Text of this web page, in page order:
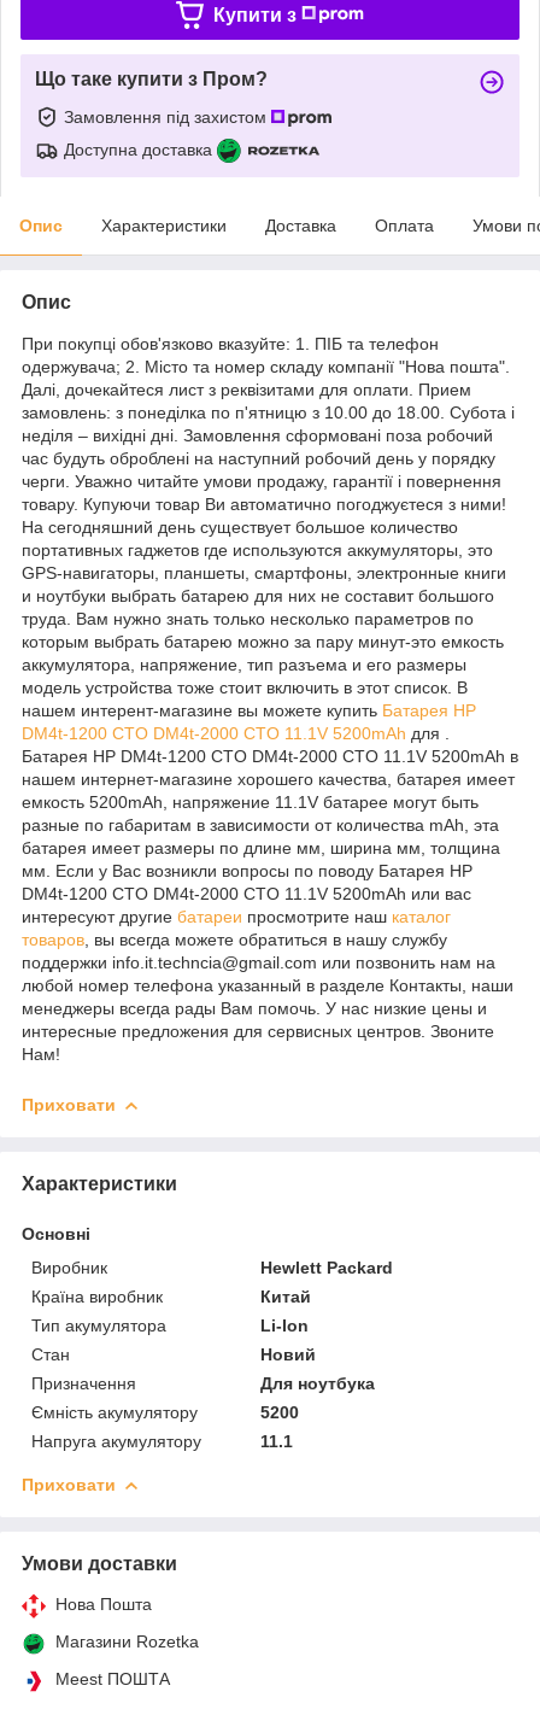
Купити з
Що таке купити з Пром?
Замовлення під захистом
Доступна доставка
Опис Характеристики Доставка Оплата Умови
Опис
При покупці обов'язково вказуйте: 1. ПІБ та телефон
одержувача; 2. Місто та номер складу компанії "Нова пошта".
Далі, дочекайтеся лист з реквізитами для оплати. Прием
замовлень: з понеділка по п'ятницю з 10.00 до 18.00. Субота і
неділя – вихідні дні. Замовлення сформовані поза робочий
час будуть оброблені на наступний робочий день у порядку
черги. Уважно читайте умови продажу, гарантії і повернення
товару. Купуючи товар Ви автоматично погоджуєтеся з ними!
На сегодняшний день существует большое количество
портативных гаджетов где используются аккумуляторы, это
GPS-навигаторы, планшеты, смартфоны, электронные книги
и ноутбуки выбрать батарею для них не составит большого
труда. Вам нужно знать только несколько параметров по
которым выбрать батарею можно за пару минут-это емкость
аккумулятора, напряжение, тип разъема и его размеры
модель устройства тоже стоит включить в этот список. В
нашем интерент-магазине вы можете купить Батарея HP
DM4t-1200 CTO DM4t-2000 CTO 11.1V 5200mAh для .
Батарея HP DM4t-1200 CTO DM4t-2000 CTO 11.1V 5200mAh в
нашем интернет-магазине хорошего качества, батарея имеет
емкость 5200mAh, напряжение 11.1V батарее могут быть
разные по габаритам в зависимости от количества mAh, эта
батарея имеет размеры по длине мм, ширина мм, толщина
мм. Если у Вас возникли вопросы по поводу Батарея HP
DM4t-1200 CTO DM4t-2000 CTO 11.1V 5200mAh или вас
интересуют другие батареи просмотрите наш каталог
товаров , вы всегда можете обратиться в нашу службу
поддержки info.it.techncia@gmail.com или позвонить нам на
любой номер телефона указанный в разделе Контакты, наши
менеджеры всегда рады Вам помочь. У нас низкие цены и
интересные предложения для сервисных центров. Звоните
Нам!
Приховати
Характеристики
Основні
Виробник
Hewlett Packard
Країна виробник
Китай
Тип акумулятора
Li-Ion
Стан
Новий
Призначення
Для ноутбука
Ємність акумулятору
5200
Напруга акумулятору
11.1
Приховати
Умови доставки
Нова Пошта
Магазини Rozetka
Meest ПОШТА